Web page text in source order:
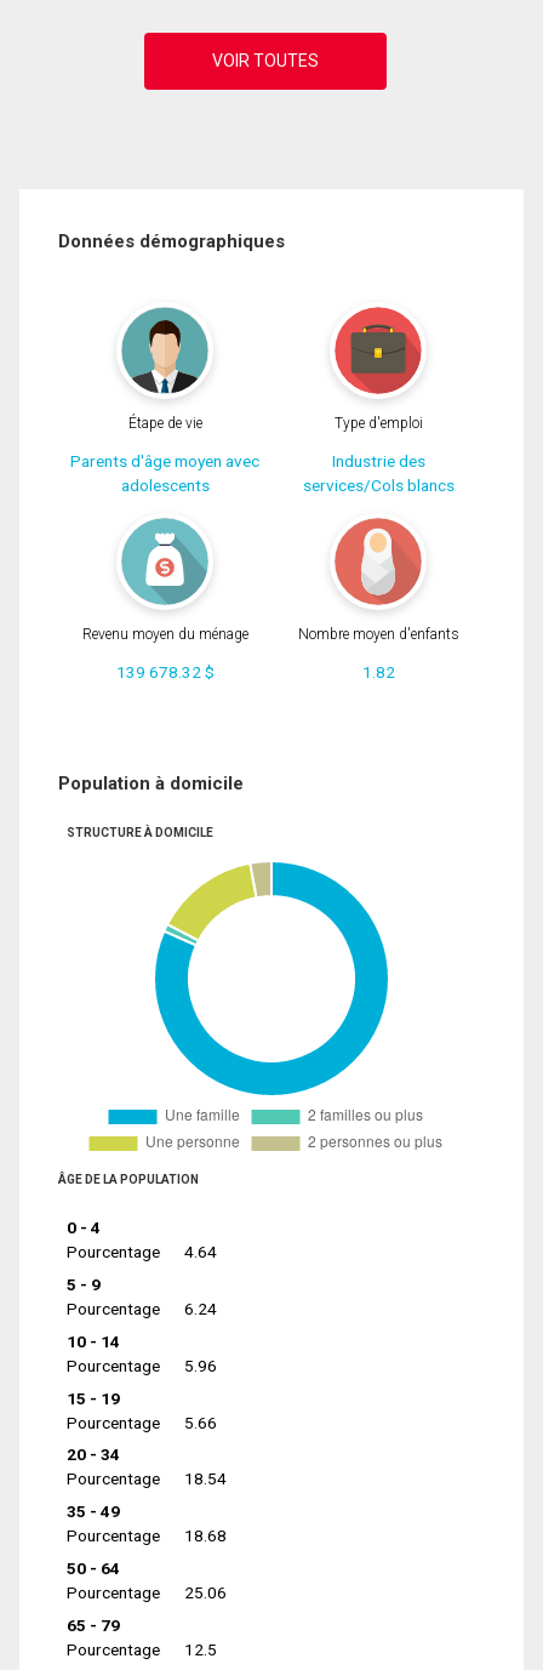
Données démographiques
Étape de vie
Parents d'âge moyen avec
adolescents
Type d'emploi
Industrie des
services/Cols blancs
Revenu moyen du ménage
139 678.32 $
Nombre moyen d'enfants
1.82
Population à domicile
STRUCTURE À DOMICILE
ÂGE DE LA POPULATION
0 - 4
Pourcentage
4.64
5 - 9
Pourcentage
6.24
10 - 14
Pourcentage
5.96
15 - 19
Pourcentage
5.66
20 - 34
Pourcentage
18.54
35 - 49
Pourcentage
18.68
50 - 64
Pourcentage
25.06
65 - 79
Pourcentage
12.5